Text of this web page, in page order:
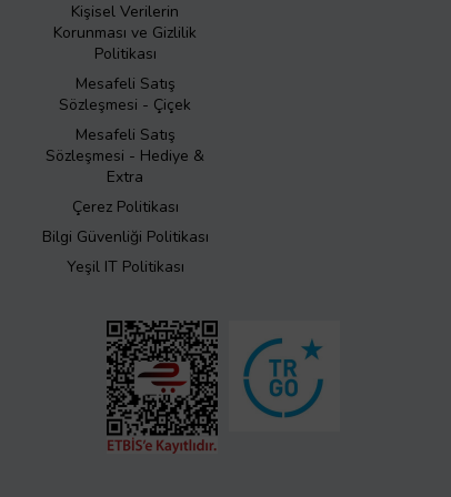
Kişisel Verilerin
Korunması ve Gizlilik
Politikası
Mesafeli Satış
Sözleşmesi - Çiçek
Mesafeli Satış
Sözleşmesi - Hediye &
Extra
Çerez Politikası
Bilgi Güvenliği Politikası
Yeşil IT Politikası